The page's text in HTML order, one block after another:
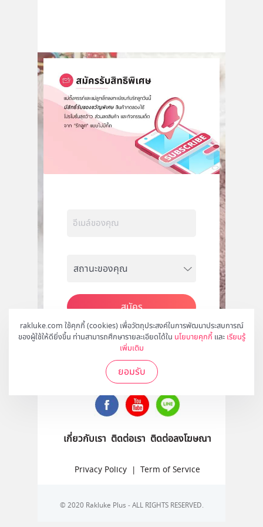
rakluke.com ใช้คุกกี้ (cookies) เพื่อวัตถุประสงค์ในการพัฒนาประสบการณ์
ของผู้ใช้ให้ดียิ่งขึ้น ท่านสามารถศึกษารายละเอียดได้ใน นโยบายคุกกี้ และ เรียนรู้
เพิ่มเติม
ยอมรับ
สมัคร
ติดตามเราได้ที่
เกี่ยวกับเรา ติดต่อเรา ติดต่อลงโฆษณา
Privacy Policy | Term of Service
© 2020 Rakluke Plus - ALL RIGHTS RESERVED.